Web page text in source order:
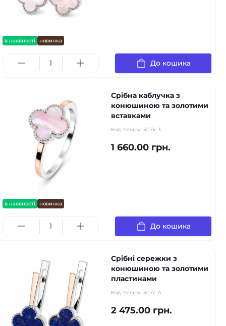
в наявності новинка
До кошика
в наявності новинка
Срібна каблучка з
конюшиною та золотими
вставками
Код товару: 307к-3
1 660.00 грн.
До кошика
Срібні сережки з
конюшиною та золотими
пластинами
Код товару: 307с-4
2 475.00 грн.